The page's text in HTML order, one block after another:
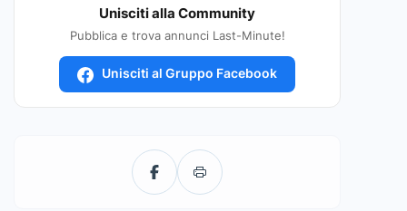
Unisciti alla Community
Pubblica e trova annunci Last-Minute!
Unisciti al Gruppo Facebook